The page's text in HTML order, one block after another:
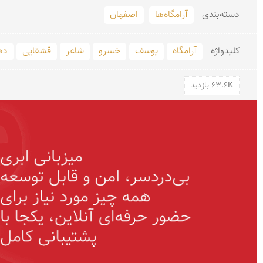
دسته‌بندی آرامگاه‌ها اصفهان
کلید‌واژه آرامگاه یوسف خسرو شاعر قشقایی
63.6K بازدید